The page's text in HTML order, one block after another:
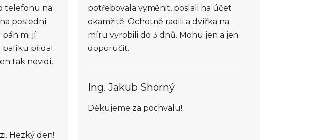
telefonu na
poslední
pán mi jí
balíku přidal.
tak nevidí.
Hezký den!
potřebovala vyměnit, poslali na účet
okamžitě. Ochotně radili a dvířka na
míru vyrobili do 3 dnů. Mohu jen a jen
doporučit.
Ing. Jakub Shorný
Děkujeme za pochvalu!